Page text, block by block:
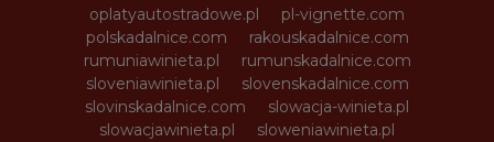
oplatyautostradowe.pl
pl-vignette.com
polskadalnice.com
rakouskadalnice.com
rumuniawinieta.pl
rumunskadalnice.com
sloveniawinieta.pl
slovenskadalnice.com
slovinskadalnice.com
slowacja-winieta.pl
slowacjawinieta.pl
sloweniawinieta.pl